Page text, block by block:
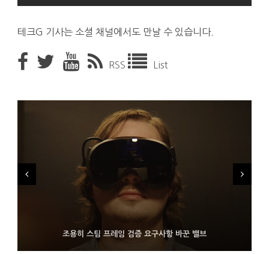
테크G 기사는 소셜 채널에서도 만날 수 있습니다.
RSS List
조용히 스팀 프레임 검증 요구사항 바꾼 밸브
9월 4일부터 서비스 접는 안드로이드 장치용 구글 어시스턴트
FMS 2026서 차세대 3D 메모리 ZHBM·ZNAND-O 모형 처음 선
보인 삼성전자